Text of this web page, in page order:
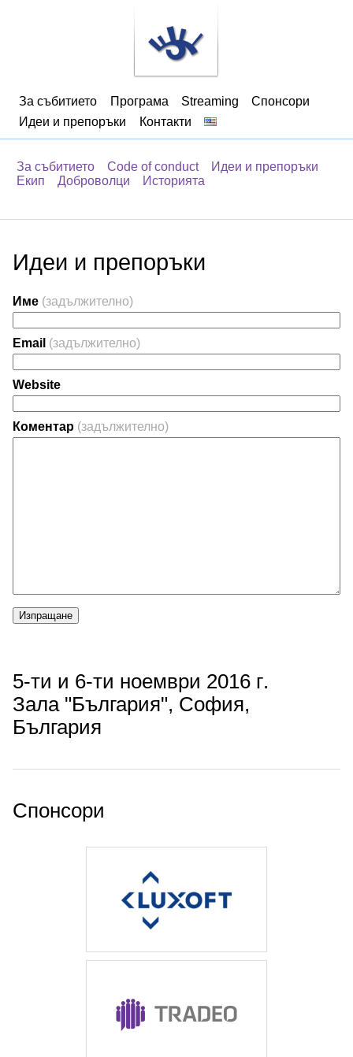
За събитието Програма Streaming
Спонсори
Идеи и препоръки
Контакти
За събитието Code of conduct
Идеи и препоръки
Екип
Доброволци Историята
Идеи и препоръки
Име (задължително)
Email (задължително)
Website
Коментар (задължително)
Изпращане
5-ти и 6-ти ноември 2016 г.
Зала "България", София,
България
Спонсори